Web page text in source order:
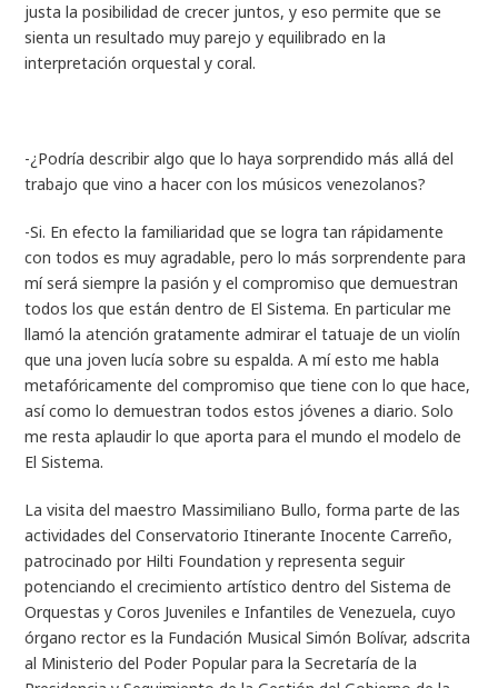
justa la posibilidad de crecer juntos, y eso permite que se
sienta un resultado muy parejo y equilibrado en la
interpretación orquestal y coral.
-¿Podría describir algo que lo haya sorprendido más allá del
trabajo que vino a hacer con los músicos venezolanos?
-Si. En efecto la familiaridad que se logra tan rápidamente
con todos es muy agradable, pero lo más sorprendente para
mí será siempre la pasión y el compromiso que demuestran
todos los que están dentro de El Sistema. En particular me
llamó la atención gratamente admirar el tatuaje de un violín
que una joven lucía sobre su espalda. A mí esto me habla
metafóricamente del compromiso que tiene con lo que hace,
así como lo demuestran todos estos jóvenes a diario. Solo
me resta aplaudir lo que aporta para el mundo el modelo de
El Sistema.
La visita del maestro Massimiliano Bullo, forma parte de las
actividades del Conservatorio Itinerante Inocente Carreño,
patrocinado por Hilti Foundation y representa seguir
potenciando el crecimiento artístico dentro del Sistema de
Orquestas y Coros Juveniles e Infantiles de Venezuela, cuyo
órgano rector es la Fundación Musical Simón Bolívar, adscrita
al Ministerio del Poder Popular para la Secretaría de la